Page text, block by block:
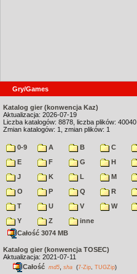
Gry/Games
Katalog gier (konwencja Kaz)
Aktualizacja: 2026-07-19
Liczba katalogów: 8878, liczba plików: 40040
Zmian katalogów: 1, zmian plików: 1
0-9 A B C
E
F G H
J
K L M
O
P Q R
T
U V W
Y
Z
inne
Całość 3074 MB
Katalog gier (konwencja TOSEC)
Aktualizacja: 2021-07-11
Całość md5 sha (7-Zip TUGZip)